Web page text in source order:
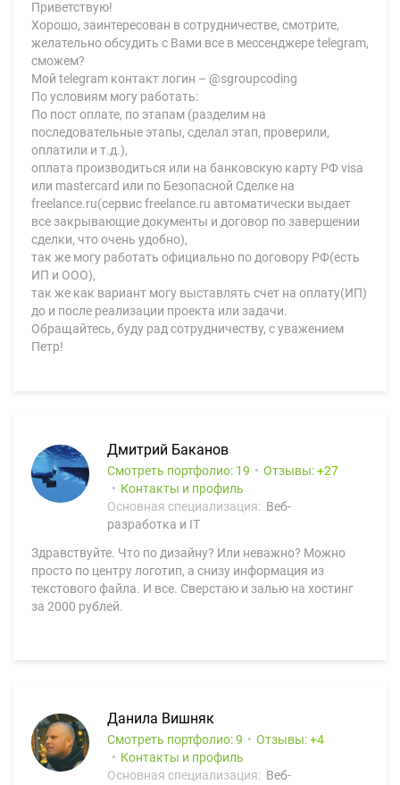
Приветствую!
Хорошо, заинтересован в сотрудничестве, смотрите,
желательно обсудить с Вами все в мессенджере telegram,
сможем?
Мой telegram контакт логин – @sgroupcoding
По условиям могу работать:
По пост оплате, по этапам (разделим на
последовательные этапы, сделал этап, проверили,
оплатили и т.д.),
оплата производиться или на банковскую карту РФ visa
или mastercard или по Безопасной Сделке на
freelance.ru(сервис freelance.ru автоматически выдает
все закрывающие документы и договор по завершении
сделки, что очень удобно),
так же могу работать официально по договору РФ(есть
ИП и ООО),
так же как вариант могу выставлять счет на оплату(ИП)
до и после реализации проекта или задачи.
Обращайтесь, буду рад сотрудничеству, с уважением
Петр!
Дмитрий Баканов
Смотреть портфолио: 19 Отзывы:
27
Контакты и профиль
Основная специализация: Веб-
разработка и IT
Здравствуйте. Что по дизайну? Или неважно? Можно
просто по центру логотип, а снизу информация из
текстового файла. И все. Сверстаю и залью на хостинг
за 2000 рублей.
Данила Вишняк
Смотреть портфолио: 9 Отзывы:
4
Контакты и профиль
Основная специализация: Веб-